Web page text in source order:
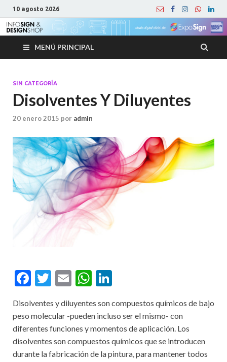
10 agosto 2026
MENÚ PRINCIPAL
SIN CATEGORÍA
Disolventes Y Diluyentes
20 enero 2015 por admin
F
e
b
o
T
itt
er
E
ai
l
W
at
s
A
ke
dI
n
Disolventes y diluyentes son compuestos químicos de bajo
peso molecular -pueden incluso ser el mismo- con
diferentes funciones y momentos de aplicación. Los
disolventes son compuestos químicos que se introducen
durante la fabricación de la pintura, para mantener todos